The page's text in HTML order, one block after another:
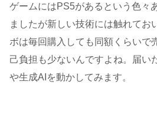
ゲームにはPS5があるという色々
ましたが新しい技術には触れてお
ボは毎回購入しても同額くらいで
己負担も少ないんですよね。届い
や生成AIを動かしてみます。